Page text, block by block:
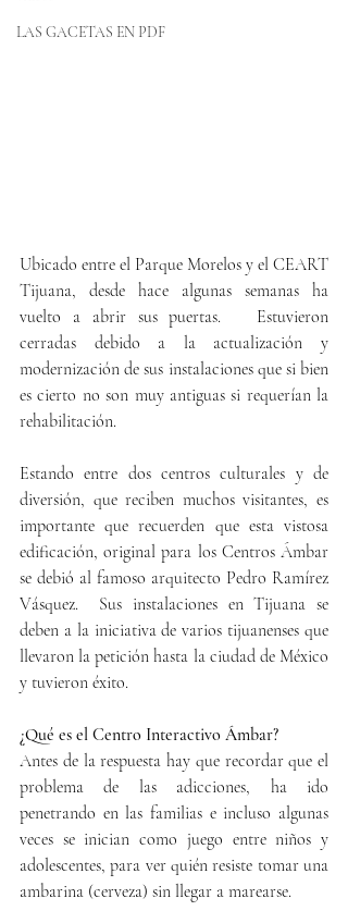
LAS GACETAS EN PDF
Ubicado entre el Parque Morelos y el CEART
Tijuana, desde hace algunas semanas ha
vuelto a abrir sus puertas.   Estuvieron
cerradas debido a la actualización y
modernización de sus instalaciones que si bien
es cierto no son muy antiguas si requerían la
rehabilitación.
Estando entre dos centros culturales y de
diversión, que reciben muchos visitantes, es
importante que recuerden que esta vistosa
edificación, original para los Centros Ámbar
se debió al famoso arquitecto Pedro Ramírez
Vásquez.  Sus instalaciones en Tijuana se
deben a la iniciativa de varios tijuanenses que
llevaron la petición hasta la ciudad de México
y tuvieron éxito.
¿Qué es el Centro Interactivo Ámbar?
Antes de la respuesta hay que recordar que el
problema de las adicciones, ha ido
penetrando en las familias e incluso algunas
veces se inician como juego entre niños y
adolescentes, para ver quién resiste tomar una
ambarina (cerveza) sin llegar a marearse.